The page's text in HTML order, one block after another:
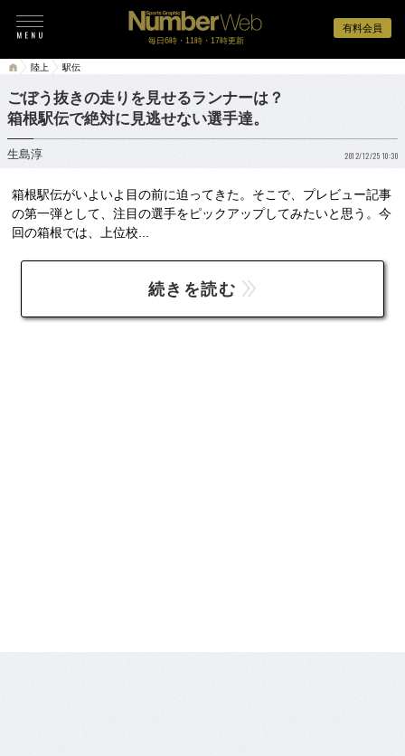
有料会員
毎日6時・11時・17時更新
陸上 駅伝
ごぼう抜きの走りを見せるランナーは？
箱根駅伝で絶対に見逃せない選手達。
生島淳 2012/12/25 10:30
箱根駅伝がいよいよ目の前に迫ってきた。そこで、プレビュー記事
の第一弾として、注目の選手をピックアップしてみたいと思う。今
回の箱根では、上位校...
続きを読む